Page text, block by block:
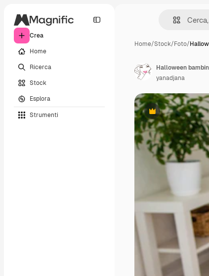
Crea
Home
Ricerca
Stock
Esplora
Strumenti
Home/Stock/Foto/
Premium
Halloween
yanadjana